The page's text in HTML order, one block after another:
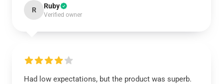
R Ruby
Verified owner
Had low expectations, but the product was superb.